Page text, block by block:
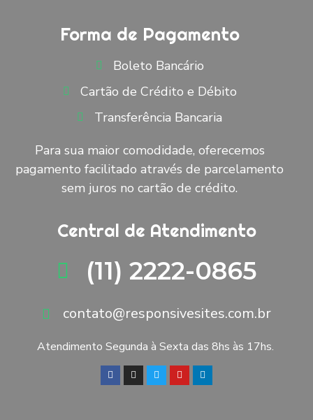
Forma de Pagamento
Boleto Bancário
Cartão de Crédito e Débito
Transferência Bancaria
Para sua maior comodidade, oferecemos
pagamento facilitado através de parcelamento
sem juros no cartão de crédito.
Central de Atendimento
(11) 2222-0865
contato@responsivesites.com.br
Atendimento Segunda à Sexta das 8hs às 17hs.